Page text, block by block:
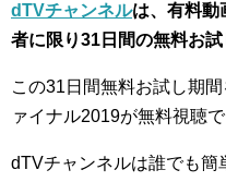
dTVチャンネルは、有料動
者に限り31日間の無料お試
この31日間無料お試し期
ァイナル2019が無料視聴で
dTVチャンネルは誰でも簡